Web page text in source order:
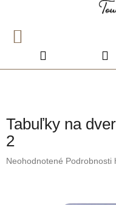
NÁKUPNÝ
Tabuľky na
2
Priemerné
Neohodnotené Podrobnosti